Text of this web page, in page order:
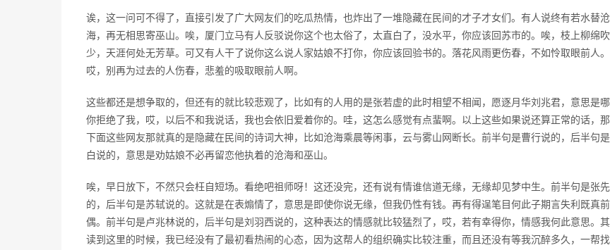
诶，这一问可不得了，直接引发了广大网友们的吃瓜热情，也炸出了一堆隐藏在民间的才子才女们。有人说终有若水替沧
海，再无相思寄巫山。唉，厦门立马有人反驳说你这个也太俗了，太直白了，没水平，你应该回苏市的。唉，枝上柳绵
少，天涯何处无芳草。可又有人干了说你这么说人家姑娘不打你，你应该回验书的。落花风雨更伤春，不如怜取眼前人。
哎，别再为过去的人伤春，悲羞的吸取眼前人啊。
这些都还是想争取的，但还有的就比较悲观了，比如有的人用的是张若虚的此时相望不相闻，愿逐月华刘兆君，意思是
你拒绝了我，哎，以后不和我说话，我也会依旧爱着你的。哇，这怎么感觉有点蜚啊。以上这些如果说还算正常的话，
下面这些网友那就真的是隐藏在民间的诗词大神，比如沧海乘晨等闲事，云与雾山网断长。前半句是曹行说的，后半句
白说的，意思是劝姑娘不必再留恋他执着的沧海和巫山。
唉，早日放下，不然只会枉自短场。看绝吧祖师呀！这还没完，还有说有情谁信道无缘，无缘却见梦中生。前半句是张
的，后半句是苏轼说的。这就是在表煽情了，意思是即使你说无缘，但我仍性有钱。再有得逞笔目何此子期言失利既真前
偶。前半句是卢兆林说的，后半句是刘羽西说的，这种表达的情感就比较猛烈了，哎，若有幸得你，情感我何此意思。
读到这里的时候，我已经没有了最初看热闹的心态，因为这帮人的组织确实比较注重，而且还没有等我沉醉多久，一帮